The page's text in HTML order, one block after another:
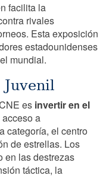
facilita la
rivales
Esta exposición
estadounidenses
mundial.
es invertir en el
a
categoría, el centro
de estrellas. Los
en las destrezas
táctica, la